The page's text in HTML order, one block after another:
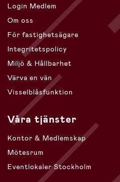
Login Medlem
Om oss
För fastighetsägare
Integritetspolicy
Miljö & Hållbarhet
Värva en vän
Visselblåsfunktion
Våra tjänster
Kontor & Medlemskap
Mötesrum
Eventlokaler Stockholm